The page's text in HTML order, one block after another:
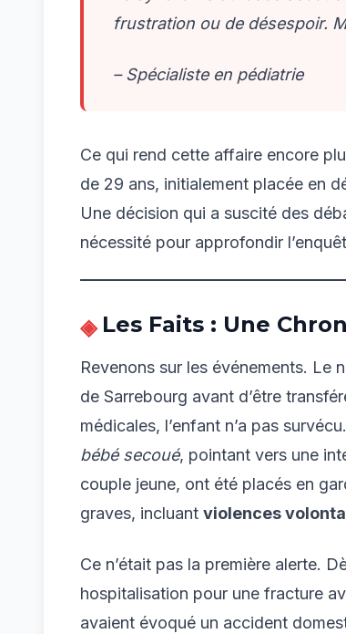
frustration ou de désespoir.
– Spécialiste en pédiatrie
Ce qui rend cette affaire encore
de 29 ans, initialement placée en
Une décision qui a suscité des
nécessité pour approfondir
Les Faits : Une
Revenons sur les événements. Le
de Sarrebourg avant d’être
médicales, l’enfant n’a pas
bébé secoué, pointant vers une
couple jeune, ont été placés en
graves, incluant violences
Ce n’était pas la première alerte.
hospitalisation pour une fracture
avaient évoqué un accident